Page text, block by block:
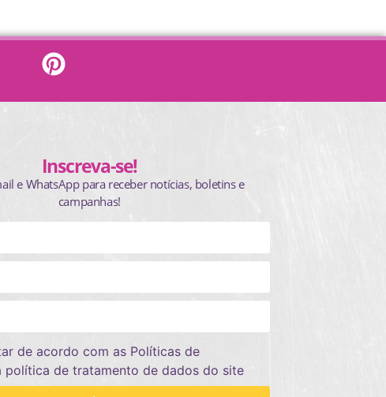
Inscreva-se!
e WhatsApp para receber notícias, boletins e
campanhas!
de acordo com as Políticas de
política de tratamento de dados do site